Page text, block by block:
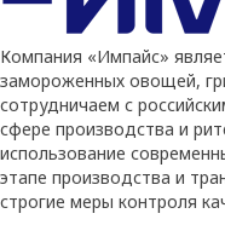
Компания «Импайс»
замороженных овощей,
сотрудничаем с
сфере производства и
использование
этапе производства и
строгие меры контроля